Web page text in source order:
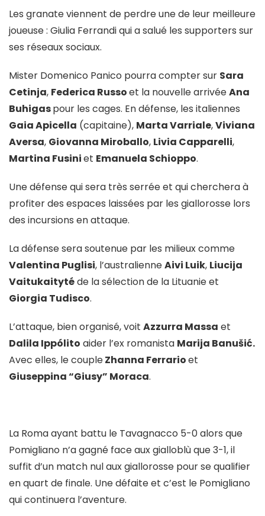
Les granate viennent de perdre une de leur meilleure
joueuse : Giulia Ferrandi qui a salué les supporters sur
ses réseaux sociaux.
Mister Domenico Panico pourra compter sur Sara
Cetinja, Federica Russoet la nouvelle arrivéeAna
Buhigaspour les cages. En défense, les italiennes
Gaia Apicella (capitaine), Marta Varriale,Viviana
Aversa, Giovanna Miroballo, Livia Capparelli,
Martina Fusiniet Emanuela Schioppo.
Une défense qui sera très serrée et qui cherchera à
profiter des espaces laissées par les giallorosse lors
des incursions en attaque.
La défense sera soutenue par les milieux comme
Valentina Puglisi, l’australienneAivi Luik, Liucija
Vaitukaitytéde la sélection de la Lituanie et
Giorgia Tudisco.
L’attaque, bien organisé, voit Azzurra Massa et
Dalila Ippólito aider l’ex romanista Marija Banušić.
Avec elles, le coupleZhanna Ferrarioet
Giuseppina “Giusy” Moraca.
La Roma ayant battu le Tavagnacco 5-0 alors que
Pomigliano n’a gagné face aux gialloblù que 3-1, il
suffit d’un match nul aux giallorosse pour se qualifier
en quart de finale. Une défaite et c’est le Pomigliano
qui continuera l’aventure.